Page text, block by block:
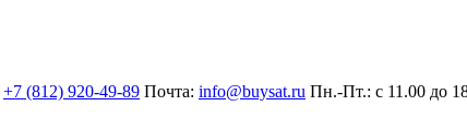
+7 (812) 920-49-89 Почта: info@buysat.ru Пн.-Пт.: с 11.00 до